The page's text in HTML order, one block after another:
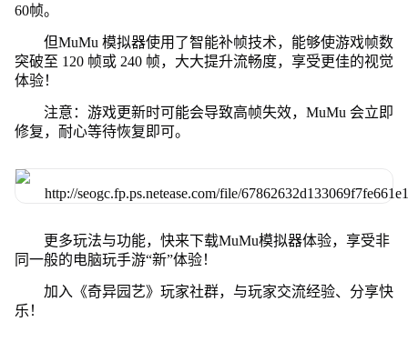
60帧。
但MuMu 模拟器使用了智能补帧技术，能够使游戏帧数
突破至 120 帧或 240 帧，大大提升流畅度，享受更佳的视觉
体验！
注意：游戏更新时可能会导致高帧失效，MuMu 会立即
修复，耐心等待恢复即可。
更多玩法与功能，快来下载MuMu模拟器体验，享受非
同一般的电脑玩手游“新”体验！
加入《奇异园艺》玩家社群，与玩家交流经验、分享快
乐！